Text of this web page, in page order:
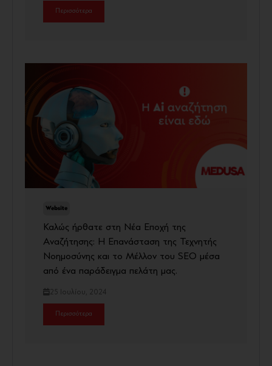
Περισσότερα
Website
Καλώς ήρθατε στη Νέα Εποχή της
Αναζήτησης: Η Επανάσταση της Τεχνητής
Νοημοσύνης και το Μέλλον του SEO μέσα
από ένα παράδειγμα πελάτη μας.
25 Ιουλίου, 2024
Περισσότερα